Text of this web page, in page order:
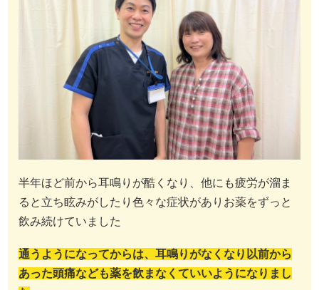
半年ほど前から耳鳴りが酷くなり、他にも疲労が溜ま
ると立ち眩みがしたり色々な症状がありお薬をずっと
飲み続けていました
通うようになってからは、耳鳴りがなくなり以前から
あった頭痛なども薬を飲まなくていいようになりまし